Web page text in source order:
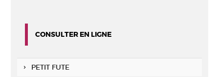
CONSULTER EN LIGNE
PETIT FUTE